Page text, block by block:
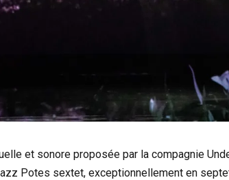
et sonore proposée par la compagnie
Potes sextet, exceptionnellement en